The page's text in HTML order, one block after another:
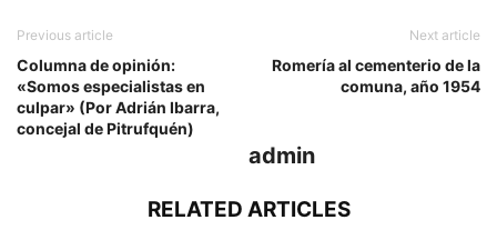
Previous article
Columna de opinión:
«Somos especialistas en
culpar» (Por Adrián Ibarra,
concejal de Pitrufquén)
Next article
Romería al cementerio de la
comuna, año 1954
admin
RELATED ARTICLES